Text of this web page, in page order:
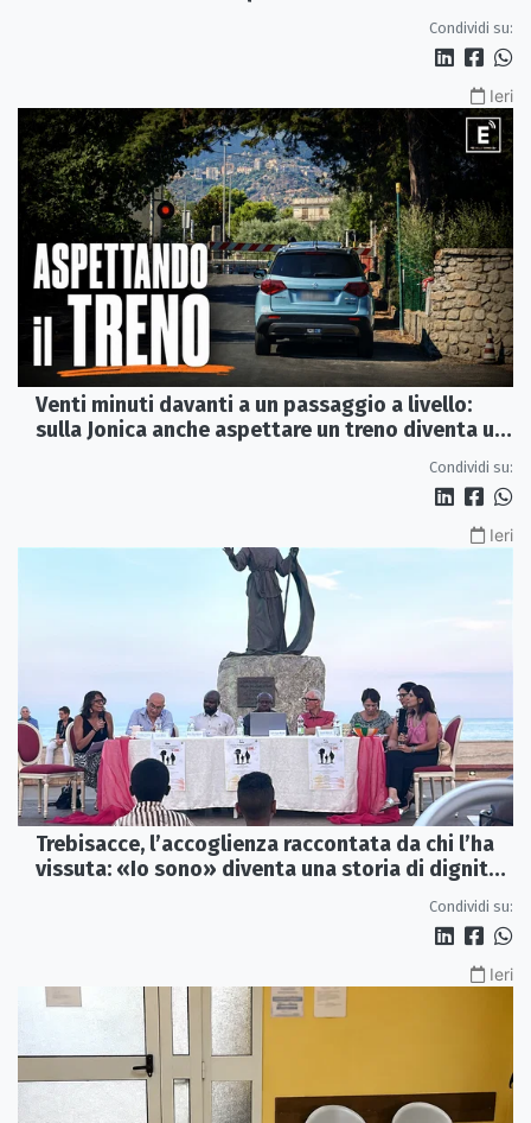
Condividi su:
Ieri
Venti minuti davanti a un passaggio a livello:
sulla Jonica anche aspettare un treno diventa un
Condividi su:
Ieri
Trebisacce, l’accoglienza raccontata da chi l’ha
vissuta: «Io sono» diventa una storia di dignità
Condividi su:
Ieri